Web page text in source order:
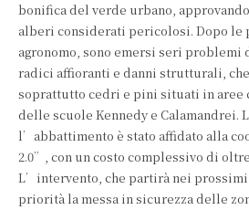
bonifica del verde urbano,
alberi considerati pericolosi. Dopo le
agronomo, sono emersi seri
radici affioranti e danni strutturali,
soprattutto cedri e pini situati in
delle scuole Kennedy e Calamandrei.
l’abbattimento è stato affidato alla
2.0”, con un costo complessivo di oltre
L’intervento, che partirà nei prossimi
priorità la messa in sicurezza delle